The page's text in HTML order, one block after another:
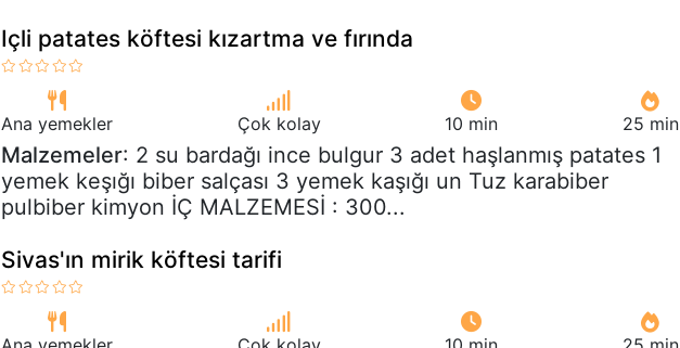
Içli patates köftesi kızartma ve fırında
Ana yemekler Çok kolay 10 min 25 min
Malzemeler: 2 su bardağı ince bulgur 3 adet haşlanmış patates 1
yemek keşığı biber salçası 3 yemek kaşığı un Tuz karabiber
pulbiber kimyon İÇ MALZEMESİ : 300...
Sivas'ın mirik köftesi tarifi